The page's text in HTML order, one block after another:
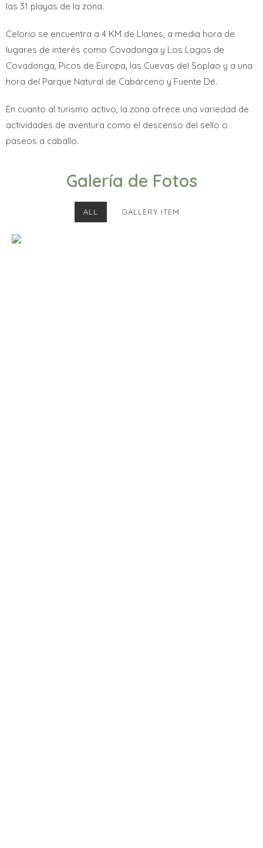
las 31 playas de la zona.
Celorio se encuentra a 4 KM de Llanes, a media hora de
lugares de interés como Covadonga y Los Lagos de
Covadonga, Picos de Europa, las Cuevas del Soplao y a una
hora del Parque Natural de Cabárceno y Fuente Dé.
En cuanto al turismo activo, la zona ofrece una variedad de
actividades de aventura como el descenso del sello o
paseos a caballo.
Galería de Fotos
ALL GALLERY ITEM